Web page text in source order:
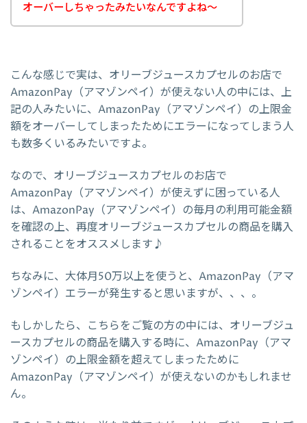
オーバーしちゃったみたいなんですよね～
こんな感じで実は、オリーブジュースカプセルのお店で
AmazonPay（アマゾンペイ）が使えない人の中には、上
記の人みたいに、AmazonPay（アマゾンペイ）の上限金
額をオーバーしてしまったためにエラーになってしまう人
も数多くいるみたいですよ。
なので、オリーブジュースカプセルのお店で
AmazonPay（アマゾンペイ）が使えずに困っている人
は、AmazonPay（アマゾンペイ）の毎月の利用可能金額
を確認の上、再度オリーブジュースカプセルの商品を購入
されることをオススメします♪
ちなみに、大体月50万以上を使うと、AmazonPay（アマ
ゾンペイ）エラーが発生すると思いますが、、、。
もしかしたら、こちらをご覧の方の中には、オリーブジュ
ースカプセルの商品を購入する時に、AmazonPay（アマ
ゾンペイ）の上限金額を超えてしまったために
AmazonPay（アマゾンペイ）が使えないのかもしれませ
ん。